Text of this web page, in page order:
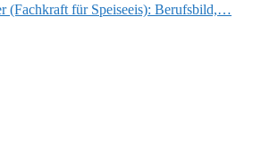
(Fachkraft für Speiseeis): Berufsbild,…